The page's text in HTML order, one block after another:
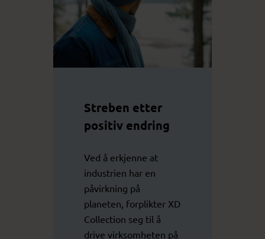
Streben etter
positiv endring
Ved å erkjenne at
industrien har en
påvirkning på
planeten, forplikter XD
Collection seg til å
drive virksomheten på